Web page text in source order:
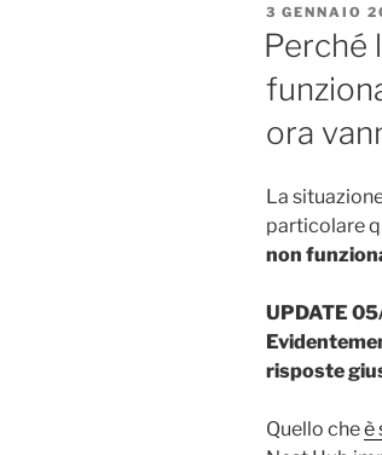
PUBBLICATO
IL
3 GENNAIO
Perché
ora
La
particolare
non
UPDATE
risposte
Quello cheè